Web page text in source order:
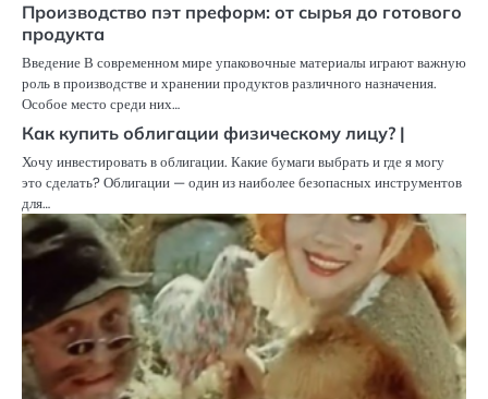
Производство пэт преформ: от сырья до готового
продукта
Введение В современном мире упаковочные материалы играют важную
роль в производстве и хранении продуктов различного назначения.
Особое место среди них…
Как купить облигации физическому лицу? |
Хочу инвестировать в облигации. Какие бумаги выбрать и где я могу
это сделать? Облигации — один из наиболее безопасных инструментов
для…